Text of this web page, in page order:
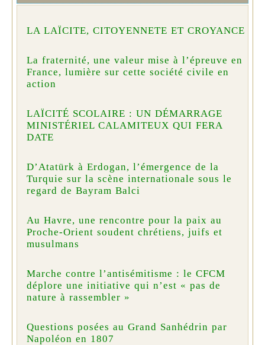
LA LAÏCITE, CITOYENNETE ET CROYANCE
La fraternité, une valeur mise à l’épreuve en
France, lumière sur cette société civile en
action
LAÏCITÉ SCOLAIRE : UN DÉMARRAGE
MINISTÉRIEL CALAMITEUX QUI FERA
DATE
D’Atatürk à Erdogan, l’émergence de la
Turquie sur la scène internationale sous le
regard de Bayram Balci
Au Havre, une rencontre pour la paix au
Proche-Orient soudent chrétiens, juifs et
musulmans
Marche contre l’antisémitisme : le CFCM
déplore une initiative qui n’est « pas de
nature à rassembler »
Questions posées au Grand Sanhédrin par
Napoléon en 1807